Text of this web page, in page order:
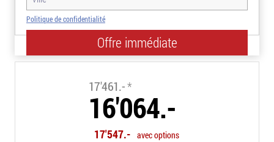
Politique de confidentialité
17'461.-*
16'064.-
17'547.- avec options